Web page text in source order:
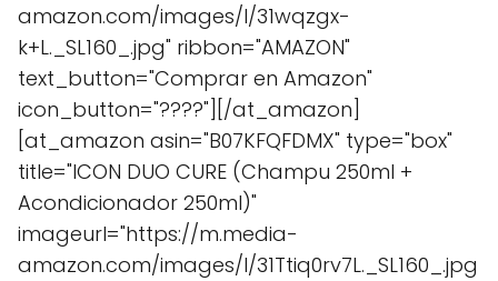
amazon.com/images/I/31wqzgx-
k+L._SL160_.jpg" ribbon="AMAZON"
text_button="Comprar en Amazon"
icon_button="????"][/at_amazon]
[at_amazon asin="B07KFQFDMX" type="box"
title="ICON DUO CURE (Champu 250ml +
Acondicionador 250ml)"
imageurl="https://m.media-
amazon.com/images/I/31Ttiq0rv7L._SL160_.jpg